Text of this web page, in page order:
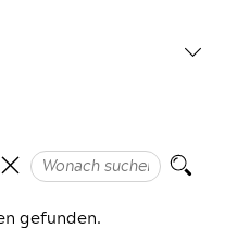
gefunden.